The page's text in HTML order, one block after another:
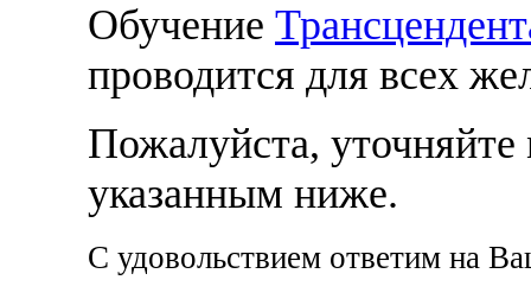
Обучение
проводится для всех
Пожалуйста,
указанным ниже.
С удовольствием ответим на